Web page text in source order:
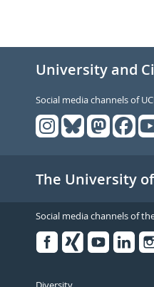
University and
Social media channels of
The University
Social media channels of